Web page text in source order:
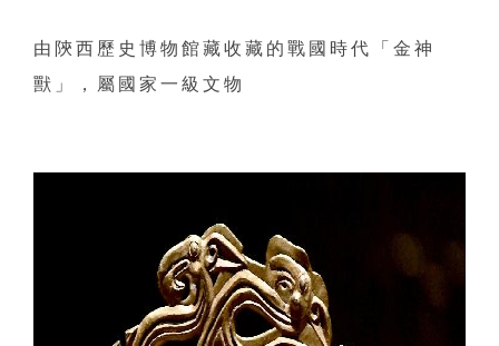
由陝西歷史博物館藏收藏的戰國時代「金神
獸」，
屬國家一級文物